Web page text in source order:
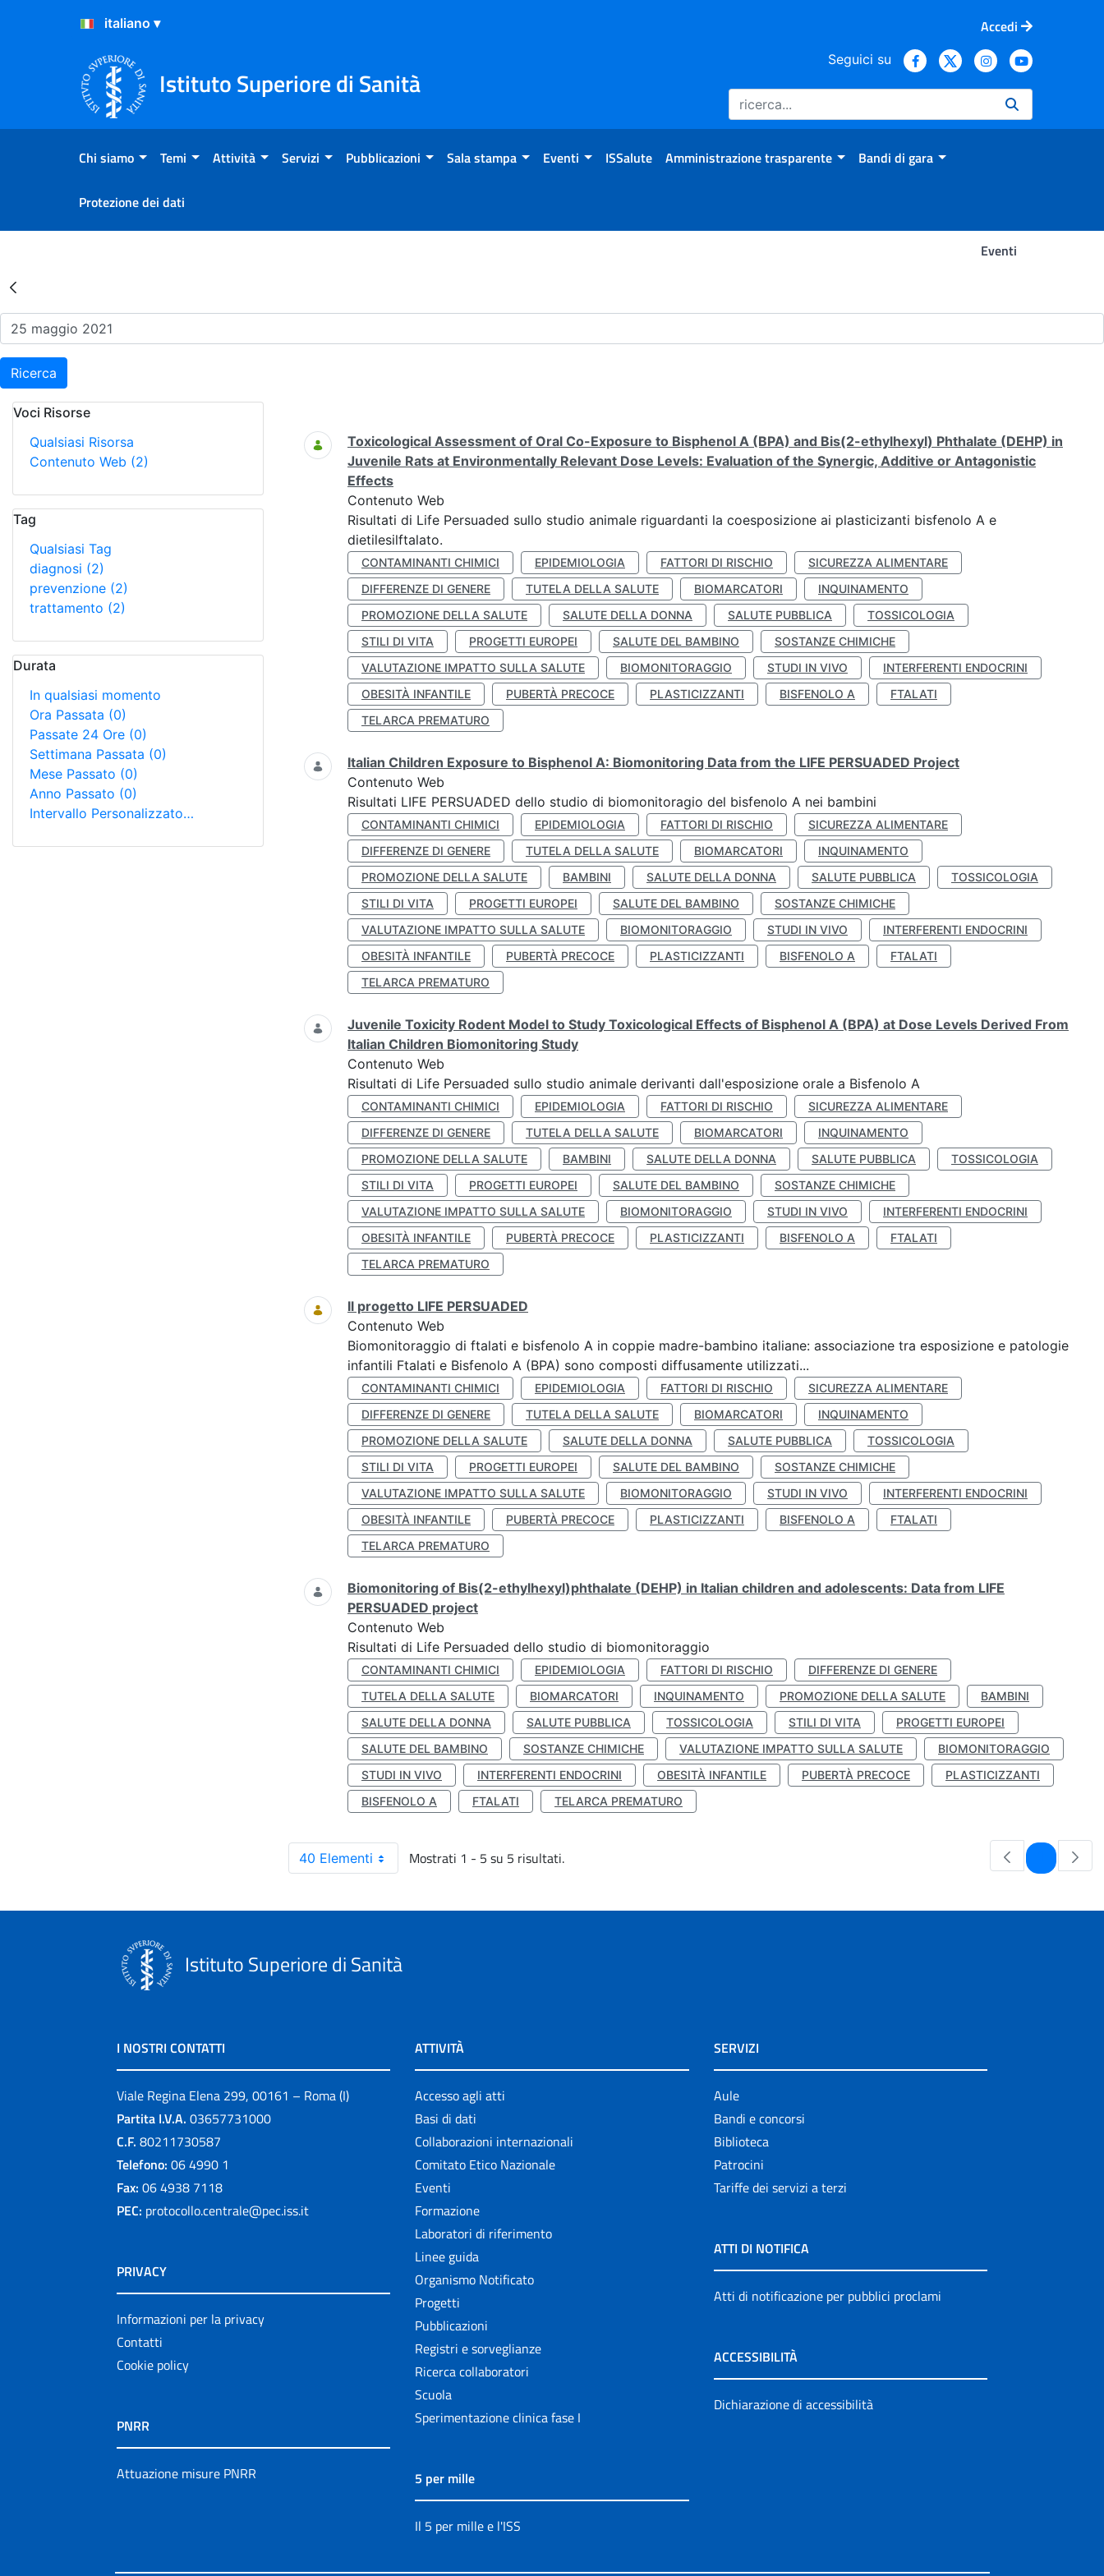
Salta al Contenuto
Salta al Footer
Accedi
Istituto Superiore di Sanità
Seguici su
Chi siamo Temi Attività Servizi Pubblicazioni Sala stampa Eventi ISSalute Amministrazione trasparente Bandi di gara
Protezione dei dati
Eventi
Risultati della Ricerca - Eventi
Ricerca
Voci Risorse
Qualsiasi Risorsa
Contenuto Web (2)
Tag
Qualsiasi Tag
diagnosi (2)
prevenzione (2)
trattamento (2)
Durata
In qualsiasi momento
Ora Passata (0)
Passate 24 Ore (0)
Settimana Passata (0)
Mese Passato (0)
Anno Passato (0)
Intervallo Personalizzato…
Ricerca
Toxicological Assessment of Oral Co-Exposure to Bisphenol A (BPA) and Bis(2-ethylhexyl) Phthalate (DEHP) in
Juvenile Rats at Environmentally Relevant Dose Levels: Evaluation of the Synergic, Additive or Antagonistic
Effects
Contenuto Web
Risultati di Life Persuaded sullo studio animale riguardanti la coesposizione ai plasticizanti bisfenolo A e
dietilesilftalato.
CONTAMINANTI CHIMICI EPIDEMIOLOGIA FATTORI DI RISCHIO
SICUREZZA ALIMENTARE
DIFFERENZE DI GENERE
TUTELA DELLA SALUTE BIOMARCATORI
INQUINAMENTO
PROMOZIONE DELLA SALUTE
SALUTE DELLA DONNA SALUTE PUBBLICA
TOSSICOLOGIA
STILI DI VITA
PROGETTI EUROPEI SALUTE DEL BAMBINO
SOSTANZE CHIMICHE
VALUTAZIONE IMPATTO SULLA SALUTE
BIOMONITORAGGIO STUDI IN VIVO
INTERFERENTI ENDOCRINI
OBESITÀ INFANTILE
PUBERTÀ PRECOCE PLASTICIZZANTI BISFENOLO A
FTALATI
TELARCA PREMATURO
Italian Children Exposure to Bisphenol A: Biomonitoring Data from the LIFE PERSUADED Project
Contenuto Web
Risultati LIFE PERSUADED dello studio di biomonitoragio del bisfenolo A nei bambini
CONTAMINANTI CHIMICI EPIDEMIOLOGIA FATTORI DI RISCHIO
SICUREZZA ALIMENTARE
DIFFERENZE DI GENERE
TUTELA DELLA SALUTE BIOMARCATORI
INQUINAMENTO
PROMOZIONE DELLA SALUTE
BAMBINI SALUTE DELLA DONNA SALUTE PUBBLICA
TOSSICOLOGIA
STILI DI VITA
PROGETTI EUROPEI SALUTE DEL BAMBINO
SOSTANZE CHIMICHE
VALUTAZIONE IMPATTO SULLA SALUTE
BIOMONITORAGGIO STUDI IN VIVO
INTERFERENTI ENDOCRINI
OBESITÀ INFANTILE
PUBERTÀ PRECOCE PLASTICIZZANTI BISFENOLO A
FTALATI
TELARCA PREMATURO
Juvenile Toxicity Rodent Model to Study Toxicological Effects of Bisphenol A (BPA) at Dose Levels Derived From
Italian Children Biomonitoring Study
Contenuto Web
Risultati di Life Persuaded sullo studio animale derivanti dall'esposizione orale a Bisfenolo A
CONTAMINANTI CHIMICI EPIDEMIOLOGIA FATTORI DI RISCHIO
SICUREZZA ALIMENTARE
DIFFERENZE DI GENERE
TUTELA DELLA SALUTE BIOMARCATORI
INQUINAMENTO
PROMOZIONE DELLA SALUTE
BAMBINI SALUTE DELLA DONNA SALUTE PUBBLICA
TOSSICOLOGIA
STILI DI VITA
PROGETTI EUROPEI SALUTE DEL BAMBINO
SOSTANZE CHIMICHE
VALUTAZIONE IMPATTO SULLA SALUTE
BIOMONITORAGGIO STUDI IN VIVO
INTERFERENTI ENDOCRINI
OBESITÀ INFANTILE
PUBERTÀ PRECOCE PLASTICIZZANTI BISFENOLO A
FTALATI
TELARCA PREMATURO
Il progetto LIFE PERSUADED
Contenuto Web
Biomonitoraggio di ftalati e bisfenolo A in coppie madre-bambino italiane: associazione tra esposizione e patologie
infantili Ftalati e Bisfenolo A (BPA) sono composti diffusamente utilizzati...
CONTAMINANTI CHIMICI EPIDEMIOLOGIA FATTORI DI RISCHIO
SICUREZZA ALIMENTARE
DIFFERENZE DI GENERE
TUTELA DELLA SALUTE BIOMARCATORI
INQUINAMENTO
PROMOZIONE DELLA SALUTE
SALUTE DELLA DONNA SALUTE PUBBLICA
TOSSICOLOGIA
STILI DI VITA
PROGETTI EUROPEI SALUTE DEL BAMBINO
SOSTANZE CHIMICHE
VALUTAZIONE IMPATTO SULLA SALUTE
BIOMONITORAGGIO STUDI IN VIVO
INTERFERENTI ENDOCRINI
OBESITÀ INFANTILE
PUBERTÀ PRECOCE PLASTICIZZANTI BISFENOLO A
FTALATI
TELARCA PREMATURO
Biomonitoring of Bis(2-ethylhexyl)phthalate (DEHP) in Italian children and adolescents: Data from LIFE
PERSUADED project
Contenuto Web
Risultati di Life Persuaded dello studio di biomonitoraggio
CONTAMINANTI CHIMICI EPIDEMIOLOGIA FATTORI DI RISCHIO
DIFFERENZE DI GENERE
TUTELA DELLA SALUTE
BIOMARCATORI INQUINAMENTO PROMOZIONE DELLA SALUTE
BAMBINI
SALUTE DELLA DONNA
SALUTE PUBBLICA TOSSICOLOGIA STILI DI VITA
PROGETTI EUROPEI
SALUTE DEL BAMBINO
SOSTANZE CHIMICHE VALUTAZIONE IMPATTO SULLA SALUTE
BIOMONITORAGGIO
STUDI IN VIVO
INTERFERENTI ENDOCRINI OBESITÀ INFANTILE PUBERTÀ PRECOCE
PLASTICIZZANTI
BISFENOLO A
FTALATI TELARCA PREMATURO
40 Elementi Mostrati 1 - 5 su 5 risultati. Pagina
Istituto Superiore di Sanità
I NOSTRI CONTATTI
Viale Regina Elena 299, 00161 – Roma (I)
Partita I.V.A. 03657731000
C.F. 80211730587
Telefono: 06 4990 1
Fax: 06 4938 7118
PEC: protocollo.centrale@pec.iss.it
PRIVACY
Informazioni per la privacy
Contatti
Cookie policy
PNRR
Attuazione misure PNRR
ATTIVITÀ
Accesso agli atti
Basi di dati
Collaborazioni internazionali
Comitato Etico Nazionale
Eventi
Formazione
Laboratori di riferimento
Linee guida
Organismo Notificato
Progetti
Pubblicazioni
Registri e sorveglianze
Ricerca collaboratori
Scuola
Sperimentazione clinica fase I
5 per mille
Il 5 per mille e l'ISS
SERVIZI
Aule
Bandi e concorsi
Biblioteca
Patrocini
Tariffe dei servizi a terzi
ATTI DI NOTIFICA
Atti di notificazione per pubblici proclami
ACCESSIBILITÀ
Dichiarazione di accessibilità